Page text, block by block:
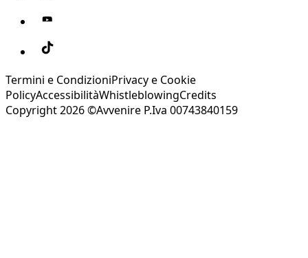
Termini e CondizioniPrivacy e Cookie
PolicyAccessibilitàWhistleblowingCredits
Copyright 2026 ©Avvenire P.Iva 00743840159